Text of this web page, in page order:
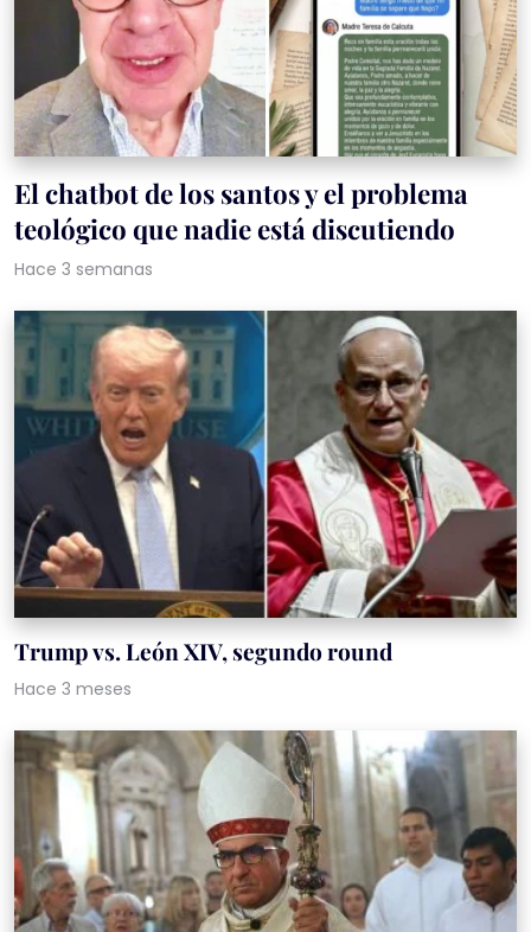
El chatbot de los santos y el problema
teológico que nadie está discutiendo
Hace 3 semanas
Trump vs. León XIV, segundo round
Hace 3 meses